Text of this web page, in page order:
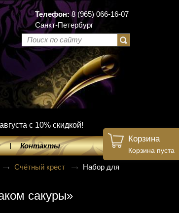
Телефон:8 (965) 066-16-07
Санкт-Петербург
с 10% скидкой!
Контакты
Корзина
Корзина пуста
Счётный крест
Набор для
сакуры»